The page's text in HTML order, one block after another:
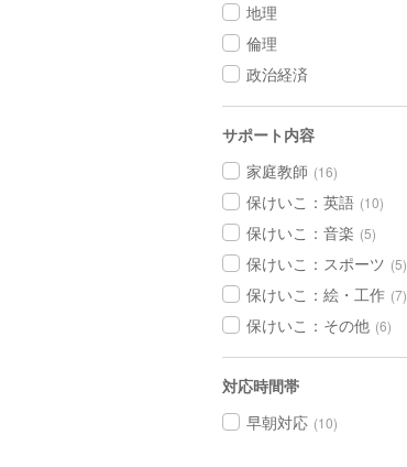
地理
倫理
政治経済
サポート内容
家庭教師 (16)
保けいこ：英語 (10)
保けいこ：音楽 (5)
保けいこ：スポーツ (5)
保けいこ：絵・工作 (7)
保けいこ：その他 (6)
対応時間帯
早朝対応 (10)